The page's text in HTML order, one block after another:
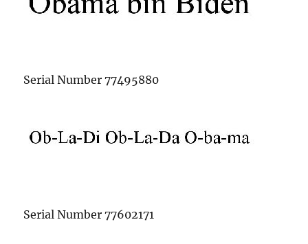
Serial Number 77495880
Serial Number 77602171